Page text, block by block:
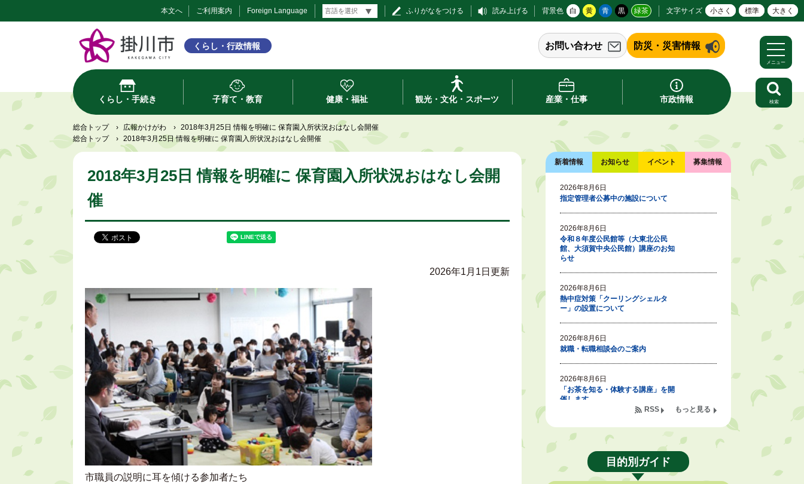
本文へ ご利用案内 Foreign Language ふりがなをつける 読み上げる 背景色 白 黄 青 黒 緑茶 文字サイズ 小さく 標準 大きく
くらし・行政情報 お問い合わせ 防災・災害情報
くらし・手続き 子育て・教育 健康・福祉 観光・文化・スポーツ 産業・仕事 市政情報
メニュー
検索
総合トップ › 広報かけがわ › 2018年3月25日 情報を明確に 保育園入所状況おはなし会開催
総合トップ
› 2018年3月25日 情報を明確に 保育園入所状況おはなし会開催
2018年3月25日 情報を明確に 保育園入所状況おはなし会開
催
2026年1月1日更新
市職員の説明に耳を傾ける参加者たち
新着情報 お知らせ イベント 募集情報
2026年8月6日
指定管理者公募中の施設について
2026年8月6日
令和８年度公民館等（大東北公民
館、大須賀中央公民館）講座のお知
らせ
2026年8月6日
熱中症対策「クーリングシェルタ
ー」の設置について
2026年8月6日
就職・転職相談会のご案内
2026年8月6日
「お茶を知る・体験する講座」を開
催します
2026年8月5日
ジュビロ磐田（情報提供・お知ら
2026年8月5日
もっと見る
RSS
目的別ガイド